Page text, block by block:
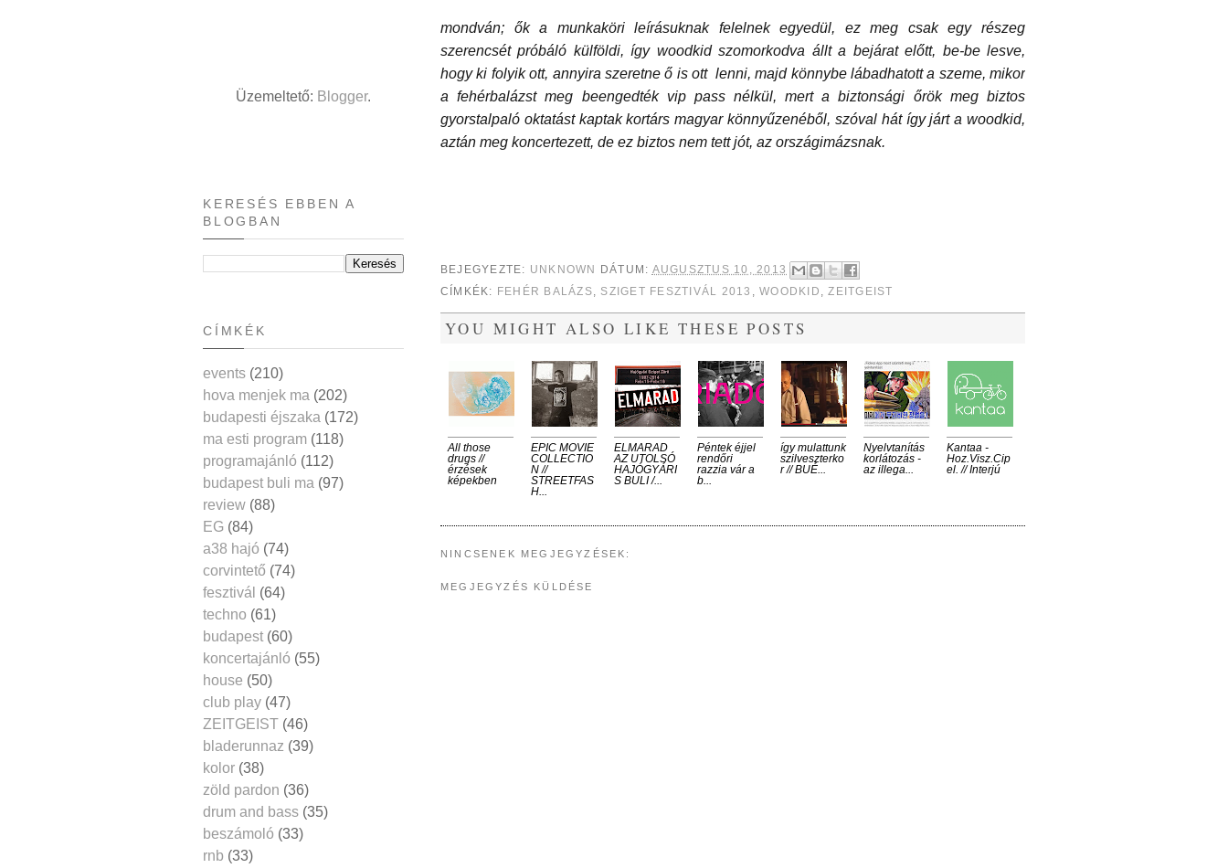
mondván; ők a munkaköri leírásuknak felelnek egyedül, ez meg csak egy részeg
szerencsét próbáló külföldi, így woodkid szomorkodva állt a bejárat előtt, be-be lesve,
hogy ki folyik ott, annyira szeretne ő is ott lenni, majd könnybe lábadhatott a szeme, mikor
a fehérbalázst meg beengedték vip pass nélkül, mert a biztonsági őrök meg biztos
gyorstalpaló oktatást kaptak kortárs magyar könnyűzenéből, szóval hát így járt a woodkid,
aztán meg koncertezett, de ez biztos nem tett jót, az országimázsnak.
BEJEGYEZTE: UNKNOWN DÁTUM: AUGUSZTUS 10, 2013
CÍMKÉK: FEHÉR BALÁZS SZIGET FESZTIVÁL 2013 ,WOODKID ZEITGEIST
YOU MIGHT ALSO LIKE THESE POSTS
All those
drugs //
érzések
képekben
EPIC MOVIE
COLLECTIO
N //
STREETFAS
H...
ELMARAD
AZ UTOLSÓ
HAJÓGYÁRI
S BULI /...
Péntek éjjel
rendőri
razzia vár a
b...
így mulattunk
szilveszterko
r // BUÉ...
Nyelvtanítás
korlátozás -
az illega...
Kantaa -
Hoz.Visz.Cip
el. // Interjú
NINCSENEK MEGJEGYZÉSEK:
MEGJEGYZÉS KÜLDÉSE
Üzemeltető: Blogger.
KERESÉS EBBEN A
BLOGBAN
CÍMKÉK
events (210)
hova menjek ma (202)
budapesti éjszaka (172)
ma esti program (118)
programajánló (112)
budapest buli ma (97)
review (88)
EG (84)
a38 hajó (74)
corvintető (74)
fesztivál (64)
techno (61)
budapest (60)
koncertajánló (55)
house (50)
club play (47)
ZEITGEIST (46)
bladerunnaz (39)
kolor (38)
zöld pardon (36)
drum and bass (35)
beszámoló (33)
rnb (33)